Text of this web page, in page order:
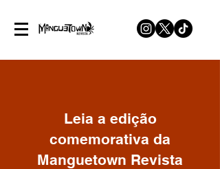
Leia a edição
comemorativa da
Manguetown Revista